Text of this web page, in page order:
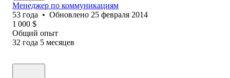
Менеджер по коммуникациям
53 года • Обновлено 25 февраля 2014
1 000 $
Общий опыт
32 года 5 месяцев